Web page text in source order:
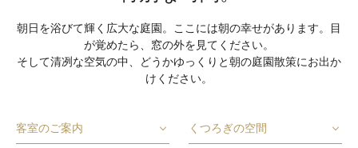
朝日を浴びて輝く広大な庭園。ここには朝の幸せがあります。目
が覚めたら、窓の外を見てください。
そして清冽な空気の中、どうかゆっくりと朝の庭園散策にお出か
けください。
客室のご案内 くつろぎの空間